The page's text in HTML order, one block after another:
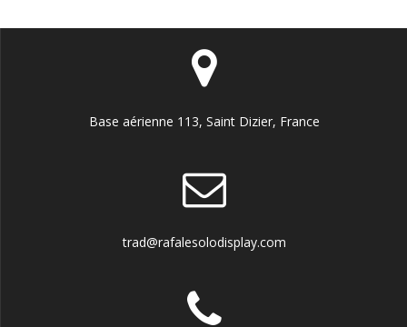
Base aérienne 113, Saint Dizier, France
trad@rafalesolodisplay.com